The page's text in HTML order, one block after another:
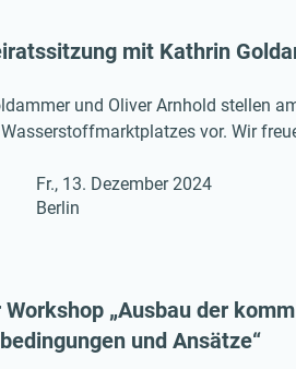
mit Kathrin
und Oliver Arnhold stellen
vor. Wir
Fr., 13. Dezember 2024
Berlin
Workshop „Ausbau der
und Ansätze“